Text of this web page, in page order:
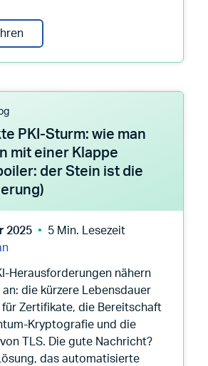
Warum SLED-Institutionen die
PKI-Sturm: wie man
mit einer Klappe
der Stein ist die
2025
5 Min. Lesezeit
Herausforderungen nähern
die kürzere Lebensdauer
für Zertifikate, die Bereitschaft
Kryptografie und die
TLS. Die gute Nachricht?
das automatisierte